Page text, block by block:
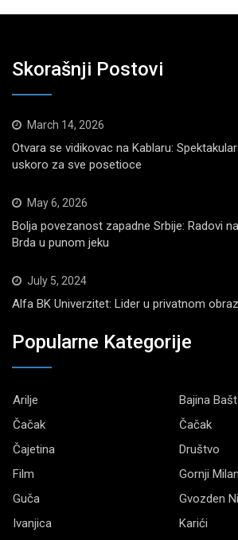
Skorašnji Postovi
March 14, 2026
Otvara se vidikovac na Kablaru:
uskoro za sve posetioce
May 6, 2026
Bolja povezanost zapadne Srbije: Radovi
Brda u punom jeku
July 5, 2024
Alfa BK Univerzitet: Lider u privatnom
Popularne Kategorije
Arilje
Bajina
Čačak
Čačak
Čajetina
Društvo
Film
Gornji
Guča
Gvozden
Ivanjica
Karići